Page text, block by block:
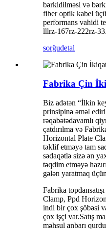
bərkidilməsi və
fiber optik kabel
performans vahidi
lllrz-167rz-222rz-33.
sorğudetal
Fabrika Çin
Biz adətən “İlkin
prinsipinə əməl
rəqabətədavamlı
çatdırılma və
Horizontal Plate
təklif etməyə tam
sədaqətlə sizə ən
təqdim etməyə
gələn yaratmaq
Fabrika
Clamp, Ppd
indi bir çox şöbəsi
çox işçi var.Satış
məhsul anbarı